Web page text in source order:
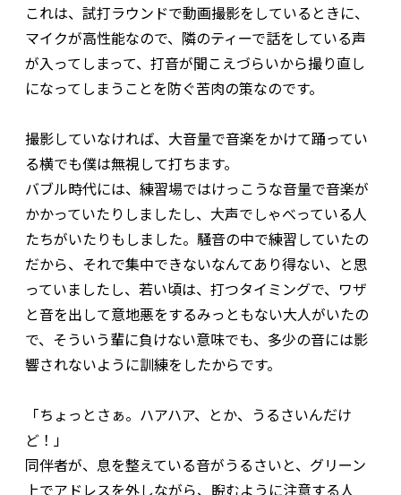
これは、試打ラウンドで動画撮影をしているときに、
マイクが高性能なので、隣のティーで話をしている声
が入ってしまって、打音が聞こえづらいから撮り直し
になってしまうことを防ぐ苦肉の策なのです。
撮影していなければ、大音量で音楽をかけて踊ってい
る横でも僕は無視して打ちます。
バブル時代には、練習場ではけっこうな音量で音楽が
かかっていたりしましたし、大声でしゃべっている人
たちがいたりもしました。騒音の中で練習していたの
だから、それで集中できないなんてあり得ない、と思
っていましたし、若い頃は、打つタイミングで、ワザ
と音を出して意地悪をするみっともない大人がいたの
で、そういう輩に負けない意味でも、多少の音には影
響されないように訓練をしたからです。
「ちょっとさぁ。ハアハア、とか、うるさいんだけ
ど！」
同伴者が、息を整えている音がうるさいと、グリーン
上でアドレスを外しながら、睨むように注意する人